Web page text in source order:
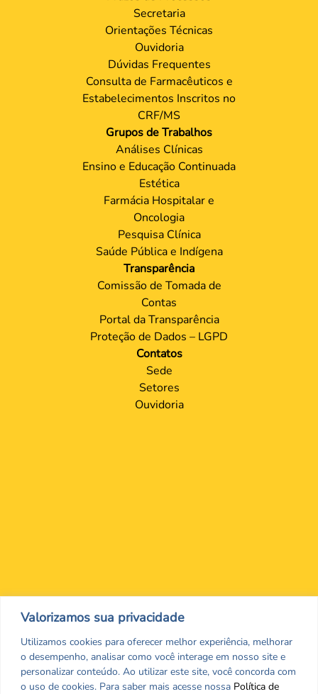
Valorizamos sua privacidade
Utilizamos cookies para oferecer melhor experiência, melhorar
o desempenho, analisar como você interage em nosso site e
personalizar conteúdo. Ao utilizar este site, você concorda com
o uso de cookies. Para saber mais acesse nossa Política de
Secretaria
Orientações Técnicas
Ouvidoria
Dúvidas Frequentes
Consulta de Farmacêuticos e
Estabelecimentos Inscritos no
CRF/MS
Grupos de Trabalhos
Análises Clínicas
Ensino e Educação Continuada
Estética
Farmácia Hospitalar e
Oncologia
Pesquisa Clínica
Saúde Pública e Indígena
Transparência
Comissão de Tomada de
Contas
Portal da Transparência
Proteção de Dados – LGPD
Contatos
Sede
Setores
Ouvidoria